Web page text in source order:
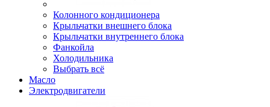
Колонного кондиционера
Крыльчатки внешнего блока
Крыльчатки внутреннего блока
Фанкойла
Холодильника
Выбрать всё
Масло
Электродвигатели